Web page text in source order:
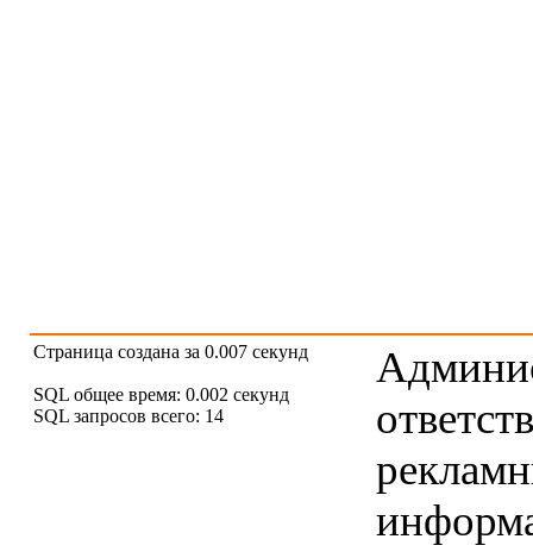
Страница создана за 0.007 секунд
SQL общее время: 0.002 секунд
SQL запросов всего: 14